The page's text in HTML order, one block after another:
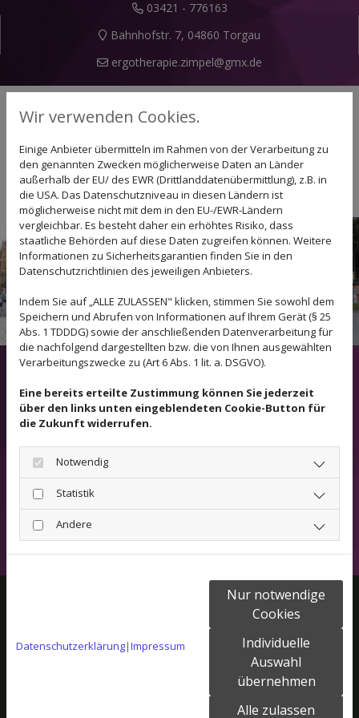
03421 - 776163
Bahnhofstr. 7, 04860 Torgau
ergotherapie.zimpel@gmx.de
Bildergalerie
Hier finden Sie einige Impressionen aus
unsere Ergotherapiepraxis in Torgau
04860Torgau
Wir verwenden Cookies.
Einige Anbieter übermitteln im Rahmen von der Verarbeitung zu
den genannten Zwecken möglicherweise Daten an Länder
außerhalb der EU/ des EWR (Drittlanddatenübermittlung), z.B. in
die USA. Das Datenschutzniveau in diesen Ländern ist
möglicherweise nicht mit dem in den EU-/EWR-Ländern
vergleichbar. Es besteht daher ein erhöhtes Risiko, dass
staatliche Behörden auf diese Daten zugreifen können. Weitere
Informationen zu Sicherheitsgarantien finden Sie in den
Datenschutzrichtlinien des jeweiligen Anbieters.
Indem Sie auf „ALLE ZULASSEN" klicken, stimmen Sie sowohl dem
Speichern und Abrufen von Informationen auf Ihrem Gerät (§ 25
Abs. 1 TDDDG) sowie der anschließenden Datenverarbeitung für
die nachfolgend dargestellten bzw. die von Ihnen ausgewählten
Verarbeitungszwecke zu (Art 6 Abs. 1 lit. a. DSGVO).
Eine bereits erteilte Zustimmung können Sie jederzeit
über den links unten eingeblendeten Cookie-Button für
die Zukunft widerrufen.
Notwendig
Statistik
Andere
Datenschutzerklärung|Impressum
Nur notwendige
Cookies
Individuelle
Auswahl
übernehmen
Alle zulassen